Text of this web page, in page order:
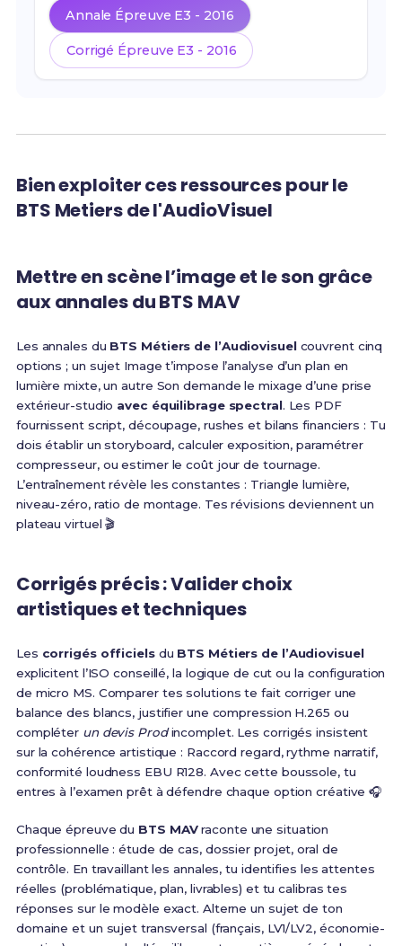
Annale Épreuve E3 - 2016
Corrigé Épreuve E3 - 2016
Bien exploiter ces ressources pour le
BTS Metiers de l'AudioVisuel
Mettre en scène l’image et le son grâce
aux annales du BTS MAV
Les annales du BTS Métiers de l’Audiovisuelcouvrent cinq
options ; un sujet Image t’impose l’analyse d’un plan en
lumière mixte, un autre Son demande le mixage d’une prise
extérieur-studio avec équilibrage spectral. Les PDF
fournissent script, découpage, rushes et bilans financiers : Tu
dois établir un storyboard, calculer exposition, paramétrer
compresseur, ou estimer le coût jour de tournage.
L’entraînement révèle les constantes : Triangle lumière,
niveau-zéro, ratio de montage. Tes révisions deviennent un
plateau virtuel 🎬
Corrigés précis : Valider choix
artistiques et techniques
Les corrigés officielsdu BTS Métiers de l’Audiovisuel
explicitent l’ISO conseillé, la logique de cut ou la configuration
de micro MS. Comparer tes solutions te fait corriger une
balance des blancs, justifier une compression H.265 ou
compléter un devis Prodincomplet. Les corrigés insistent
sur la cohérence artistique : Raccord regard, rythme narratif,
conformité loudness EBU R128. Avec cette boussole, tu
entres à l’examen prêt à défendre chaque option créative 🎧
Chaque épreuve du BTS MAVraconte une situation
professionnelle : étude de cas, dossier projet, oral de
contrôle. En travaillant les annales, tu identifies les attentes
réelles (problématique, plan, livrables) et tu calibras tes
réponses sur le modèle exact. Alterne un sujet de ton
domaine et un sujet transversal (français, LV1/LV2, économie-